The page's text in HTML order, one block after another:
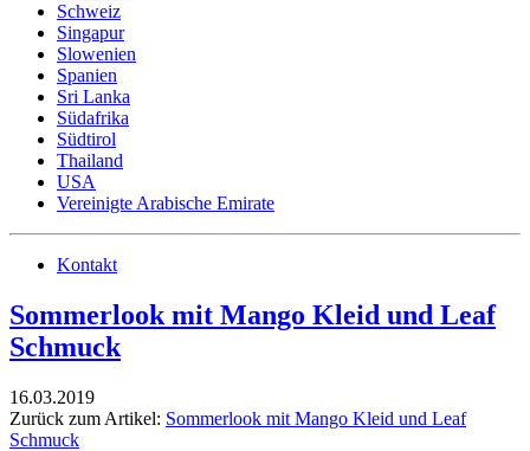
Schweiz
Singapur
Slowenien
Spanien
Sri Lanka
Südafrika
Südtirol
Thailand
USA
Vereinigte Arabische Emirate
Kontakt
Sommerlook mit Mango Kleid und Leaf
Schmuck
16.03.2019
Zurück zum Artikel: Sommerlook mit Mango Kleid und Leaf
Schmuck